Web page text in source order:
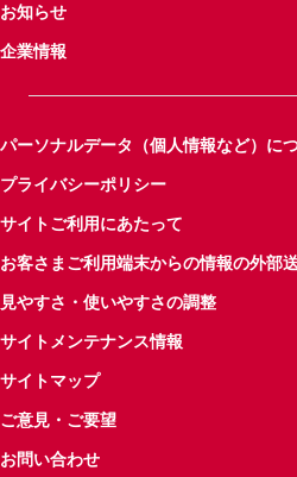
お知らせ
企業情報
パーソナルデータ（個人情報など）に
プライバシーポリシー
サイトご利用にあたって
お客さまご利用端末からの情報の外部
見やすさ・使いやすさの調整
サイトメンテナンス情報
サイトマップ
ご意見・ご要望
お問い合わせ